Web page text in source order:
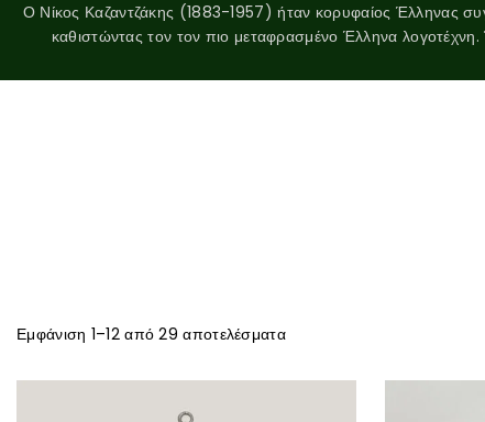
Ο Νίκος Καζαντζάκης (1883-1957) ήταν κορυφαίος Έλληνας
καθιστώντας τον τον πιο μεταφρασμένο Έλληνα
Εμφάνιση 1–12από29 αποτελέσματα